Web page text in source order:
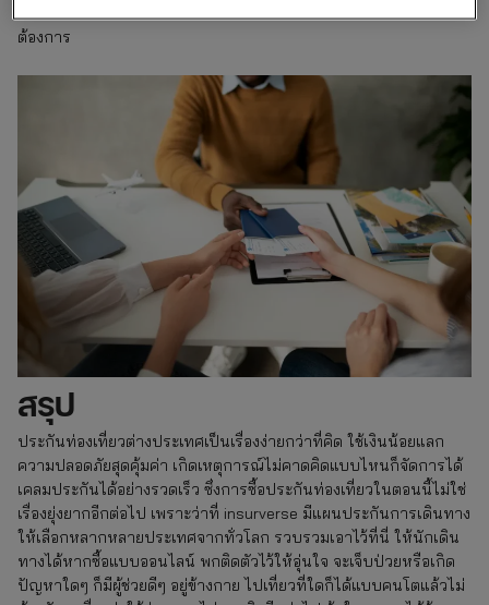
โจทย์ความต้องการและซื้อประกันท่องเที่ยวตามงบประมาณได้ตาม
ต้องการ
สรุป
ประกันท่องเที่ยวต่างประเทศเป็นเรื่องง่ายกว่าที่คิด ใช้เงินน้อยแลก
ความปลอดภัยสุดคุ้มค่า เกิดเหตุการณ์ไม่คาดคิดแบบไหนก็จัดการได้
เคลมประกันได้อย่างรวดเร็ว ซึ่งการซื้อประกันท่องเที่ยวในตอนนี้ไม่ใช่
เรื่องยุ่งยากอีกต่อไป เพราะว่าที่ insurverse มีแผนประกันการเดินทาง
ให้เลือกหลากหลายประเทศจากทั่วโลก รวบรวมเอาไว้ที่นี่ ให้นักเดิน
ทางได้หากซื้อแบบออนไลน์ พกติดตัวไว้ให้อุ่นใจ จะเจ็บป่วยหรือเกิด
ปัญหาใดๆ ก็มีผู้ช่วยดีๆ อยู่ข้างกาย ไปเที่ยวที่ใดก็ได้แบบคนโตแล้วไม่